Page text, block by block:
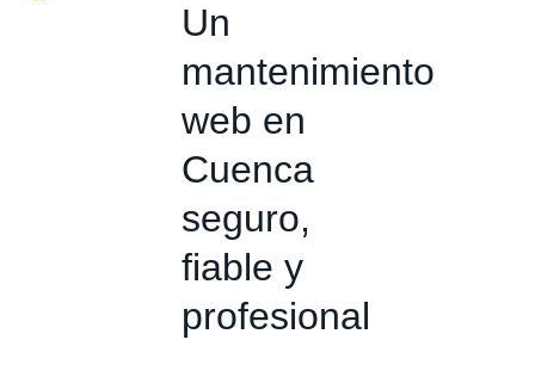
Un
mantenimiento
web en
Cuenca
seguro,
fiable y
profesional